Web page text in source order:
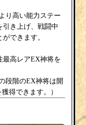
り高い能力ステー
引き上げ、戦闘中
できます。
最高レアEX神将を
段階のEX神将は開
得できます。）